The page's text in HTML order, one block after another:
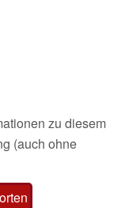
zu diesem
(auch ohne